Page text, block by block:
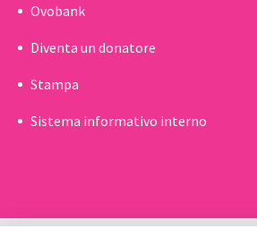
Ovobank
Diventa un donatore
Stampa
Sistema informativo interno